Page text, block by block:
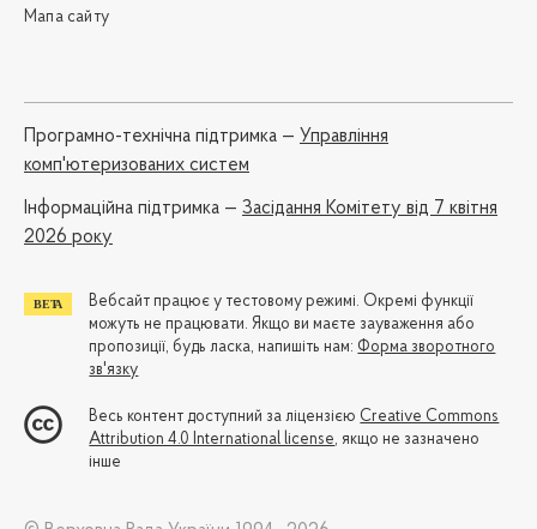
Мапа сайту
Програмно-технічна підтримка — Управління
комп'ютеризованих систем
Iнформаційна підтримка — Засідання Комітету від 7 квітня
2026 року
Вебсайт працює у тестовому режимі. Окремі функції
можуть не працювати. Якщо ви маєте зауваження або
пропозиції, будь ласка, напишіть нам: Форма зворотного
зв'язку
Весь контент доступний за ліцензією Creative Commons
Attribution 4.0 International license, якщо не зазначено
інше